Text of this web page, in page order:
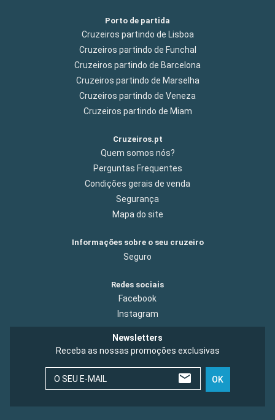
Porto de partida
Cruzeiros partindo de Lisboa
Cruzeiros partindo de Funchal
Cruzeiros partindo de Barcelona
Cruzeiros partindo de Marselha
Cruzeiros partindo de Veneza
Cruzeiros partindo de Miam
Cruzeiros.pt
Quem somos nós?
Perguntas Frequentes
Condições gerais de venda
Segurança
Mapa do site
Informações sobre o seu cruzeiro
Seguro
Redes sociais
Facebook
Instagram
Newsletters
Receba as nossas promoções exclusivas
O SEU E-MAIL OK